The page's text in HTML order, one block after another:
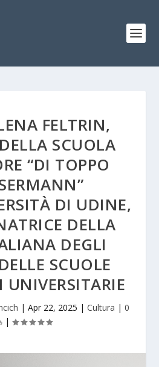
FELTRIN,
SCUOLA
“DI TOPPO
DI UDINE,
DELLA
DEGLI
SCUOLE
UNIVERSITARIE
| Apr 22, 2025 | Cultura | 0
|